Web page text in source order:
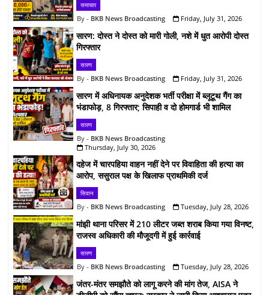
समाचार
BKB News Broadcasting Friday, July 31, 2026
सारण: दोस्त ने दोस्त को मारी गोली, नशे में धुत आरोपी दोस्त
गिरफ्तार
सारण
BKB News Broadcasting Friday, July 31, 2026
सारण में अधिनायक अनुदेशक भर्ती परीक्षा में ब्लूटूथ गैंग का
भंडाफोड़, 8 गिरफ्तार; सिपाही व दो होमगार्ड भी शामिल
सारण
BKB News Broadcasting
Thursday, July 30, 2026
दहेज में चारपहिया वाहन नहीं देने पर विवाहिता की हत्या का
आरोप, ससुराल पक्ष के खिलाफ प्राथमिकी दर्ज
सिवान
BKB News Broadcasting Tuesday, July 28, 2026
मांझी थाना परिसर में 210 लीटर जब्त शराब किया गया विनष्ट,
राजस्व अधिकारी की मौजूदगी में हुई कार्रवाई
सारण
BKB News Broadcasting Tuesday, July 28, 2026
जंतर-मंतर समझौते को लागू करने की मांग तेज, AISA ने